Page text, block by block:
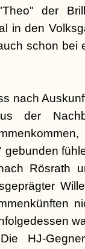
der
in den
schon bei
nach
der
Rösrath
HJ-